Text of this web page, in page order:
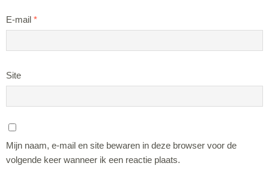
E-mail *
Site
Mijn naam, e-mail en site bewaren in deze browser voor de
volgende keer wanneer ik een reactie plaats.